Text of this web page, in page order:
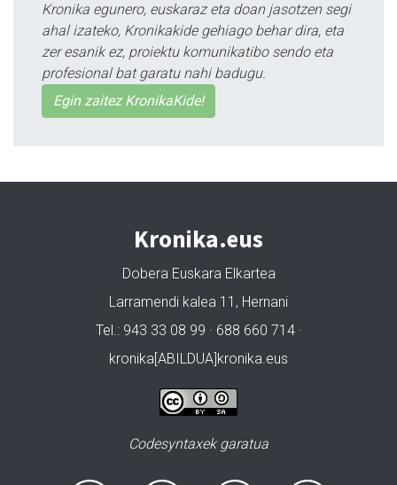
Kronika egunero, euskaraz eta doan jasotzen segi
ahal izateko, Kronikakide gehiago behar dira, eta
zer esanik ez, proiektu komunikatibo sendo eta
profesional bat garatu nahi badugu.
Egin zaitez KronikaKide!
Kronika.eus
Dobera Euskara Elkartea
Larramendi kalea 11, Hernani
Tel.: 943 33 08 99 · 688 660 714 ·
kronika[ABILDUA]kronika.eus
Codesyntaxek garatua